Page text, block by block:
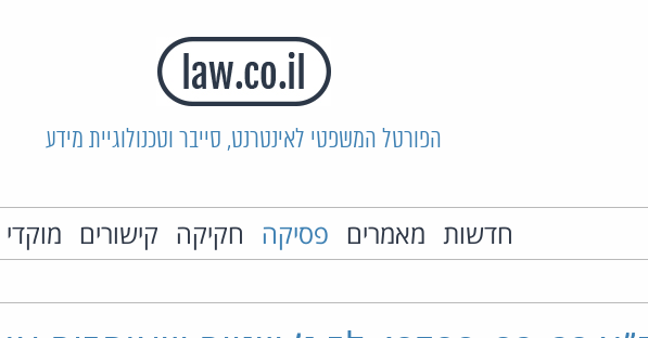
הפורטל המשפטי לאינטרנט, סייבר וטכנולוגיית מידע
חדשות מאמרים פסיקה חקיקה קישורים